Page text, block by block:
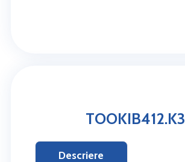
TOOKIB412.K3
Descriere